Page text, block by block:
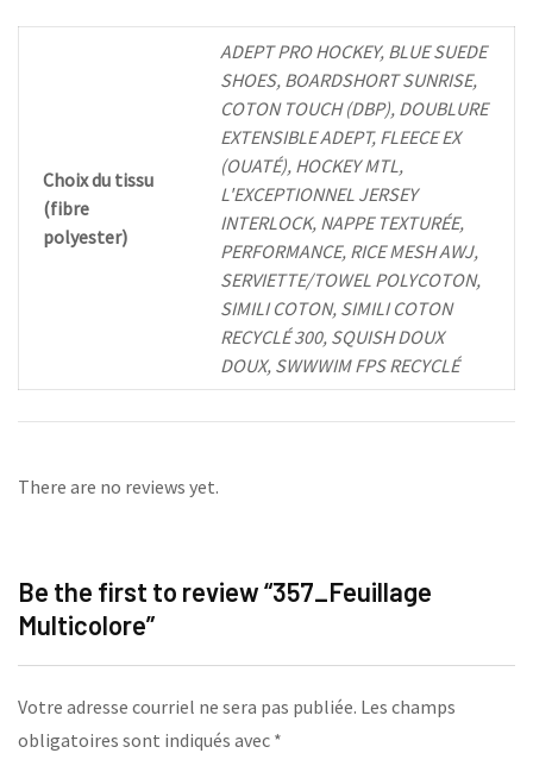
Choix du tissu
(fibre
polyester)
ADEPT PRO HOCKEY, BLUE SUEDE
SHOES, BOARDSHORT SUNRISE,
COTON TOUCH (DBP), DOUBLURE
EXTENSIBLE ADEPT, FLEECE EX
(OUATÉ), HOCKEY MTL,
L'EXCEPTIONNEL JERSEY
INTERLOCK, NAPPE TEXTURÉE,
PERFORMANCE, RICE MESH AWJ,
SERVIETTE/TOWEL POLYCOTON,
SIMILI COTON, SIMILI COTON
RECYCLÉ 300, SQUISH DOUX
DOUX, SWWWIM FPS RECYCLÉ
There are no reviews yet.
Be the first to review “357_Feuillage
Multicolore”
Votre adresse courriel ne sera pas publiée. Les champs
obligatoires sont indiqués avec *